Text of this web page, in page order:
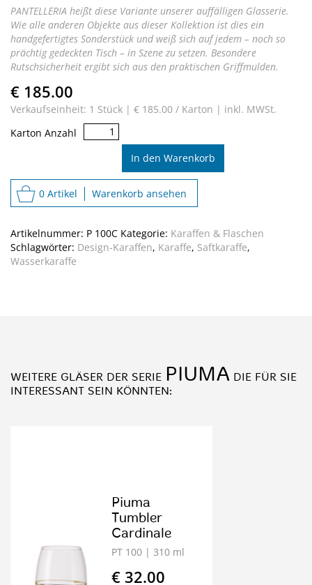
PANTELLERIA heißt diese Variante unserer auffälligen Glasserie.
Wie alle anderen Objekte aus dieser Kollektion ist dies ein
handgefertigtes Sonderstück und weiß sich auf jedem – noch so
prächtig gedeckten Tisch – in Szene zu setzen. Besondere
Rutschsicherheit ergibt sich aus den praktischen Griffmulden.
€ 185.00
Verkaufseinheit: 1 Stück | € 185.00 / Karton | inkl. MWSt.
Karton Anzahl
Piuma
Karaffe
PantelleriaIn den Warenkorb
0 Artikel Warenkorb ansehen
Artikelnummer: P 100C Kategorie: Karaffen & Flaschen
Schlagwörter: Design-Karaffen, Karaffe, Saftkaraffe,
Wasserkaraffe
WEITERE GLÄSER DER SERIE PIUMA DIE FÜR SIE
INTERESSANT SEIN KÖNNTEN:
Piuma
Tumbler
Cardinale
PT 100 | 310 ml
€ 32.00